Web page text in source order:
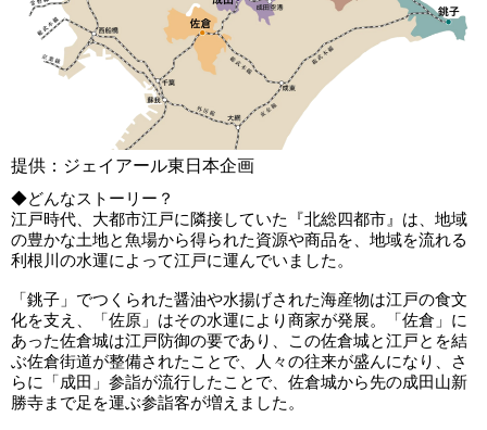
提供：ジェイアール東日本企画
◆どんなストーリー？
江戸時代、大都市江戸に隣接していた『北総四都市』は、地域
の豊かな土地と魚場から得られた資源や商品を、地域を流れる
利根川の水運によって江戸に運んでいました。
「銚子」でつくられた醤油や水揚げされた海産物は江戸の食文
化を支え、「佐原」はその水運により商家が発展。「佐倉」に
あった佐倉城は江戸防御の要であり、この佐倉城と江戸とを結
ぶ佐倉街道が整備されたことで、人々の往来が盛んになり、さ
らに「成田」参詣が流行したことで、佐倉城から先の成田山新
勝寺まで足を運ぶ参詣客が増えました。